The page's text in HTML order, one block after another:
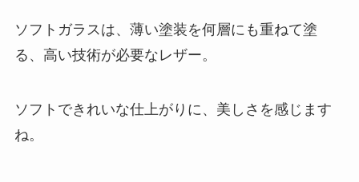
ソフトガラスは、薄い塗装を何層にも重ねて塗
る、高い技術が必要なレザー。
ソフトできれいな仕上がりに、美しさを感じます
ね。